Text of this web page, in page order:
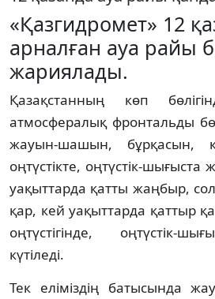
«Қазгидромет» 12
арналған ауа райы
жариялады.
Қазақстанның көп
атмосфералық фронтальды
жауын-шашын, бұрқасын,
оңтүстікте, оңтүстік-
уақыттарда қатты жаңбыр,
қар, кей уақыттарда қаттыр
оңтүстігінде, оңтүстік-
күтіледі.
Тек еліміздің батысында